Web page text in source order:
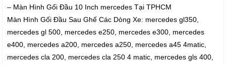
– Màn Hình Gối Đầu 10 Inch mercedes Tại TPHCM
Màn Hình Gối Đầu Sau Ghế Các Dòng Xe: mercedes gl350,
mercedes gl 500, mercedes e250, mercedes e300, mercedes
e400, mercedes a200, mercedes a250, mercedes a45 4matic,
mercedes cla 200, mercedes cla 250 4 matic, mercedes gls 400,